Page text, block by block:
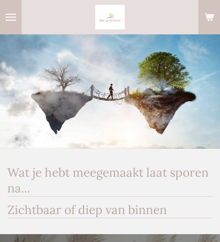
hoofdinhoud
Wat je hebt meegemaakt laat sporen
na...
Zichtbaar of diep van binnen